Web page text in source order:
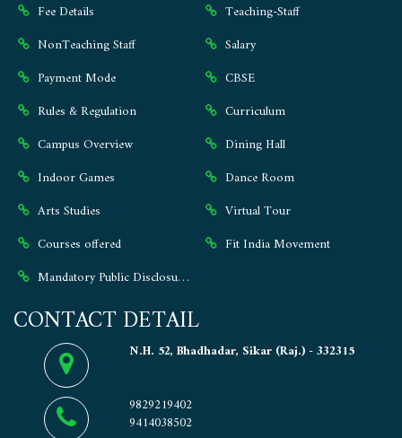
Fee Details
Teaching-Staff
NonTeaching Staff
Salary
Payment Mode
CBSE
Rules & Regulation
Curriculum
Campus Overview
Dining Hall
Indoor Games
Dance Room
Arts Studies
Virtual Tour
Courses offered
Fit India Movement
Mandatory Public Disclosure ⭐
CONTACT DETAIL
N.H. 52, Bhadhadar, Sikar (Raj.) - 332315
9829219402
9414038502